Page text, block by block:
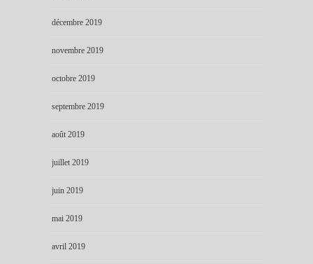
décembre 2019
novembre 2019
octobre 2019
septembre 2019
août 2019
juillet 2019
juin 2019
mai 2019
avril 2019